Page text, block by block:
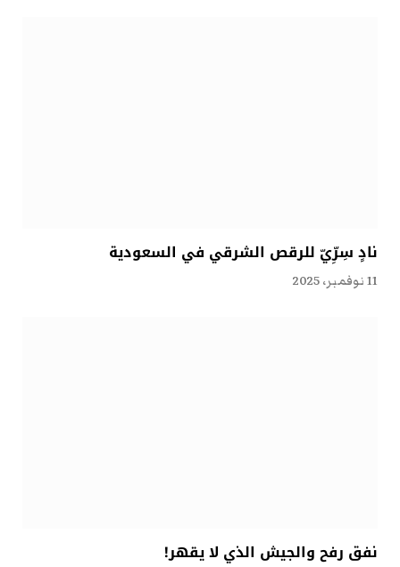
نادٍ سِرِّيّ للرقص الشرقي في السعودية
11 نوفمبر، 2025
نفق رفح والجيش الذي لا يقهر!